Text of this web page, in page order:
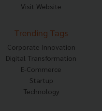
Visit Website
Trending Tags
Corporate Innovation
Digital Transformation
E-Commerce
Startup
Technology